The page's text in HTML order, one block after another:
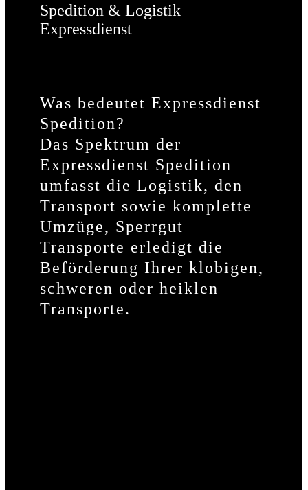
Spedition & Logistik
Expressdienst
Was bedeutet Expressdienst
Spedition?
Das Spektrum der
Expressdienst Spedition
umfasst die Logistik, den
Transport sowie komplette
Umzüge, Sperrgut
Transporte erledigt die
Beförderung Ihrer klobigen,
schweren oder heiklen
Transporte.